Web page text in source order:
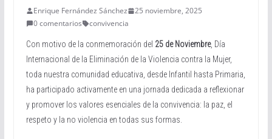
Enrique Fernández Sánchez
25 noviembre, 2025
0 comentarios
convivencia
Con motivo de la conmemoración del 25 de Noviembre, Día
Internacional de la Eliminación de la Violencia contra la Mujer,
toda nuestra comunidad educativa, desde Infantil hasta Primaria,
ha participado activamente en una jornada dedicada a reflexionar
y promover los valores esenciales de la convivencia: la paz, el
respeto y la no violencia en todas sus formas.